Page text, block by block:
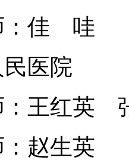
佳 哇
医院
王红英
赵生英